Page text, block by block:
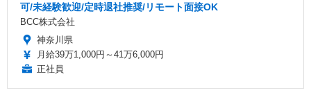
可/未経験歓迎/定時退社推奨/リモート面接OK
BCC株式会社
神奈川県
月給39万1,000円～41万6,000円
正社員